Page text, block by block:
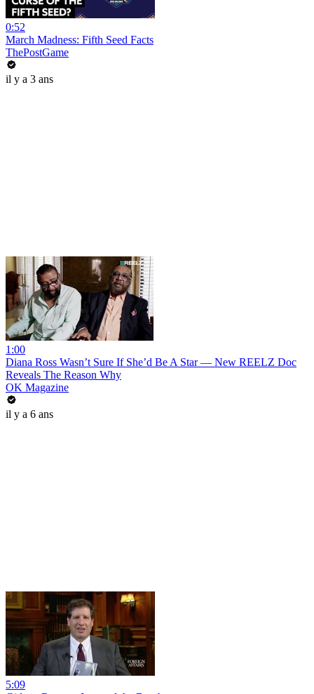
0:52
March Madness: Fifth Seed Facts
ThePostGame
il y a 3 ans
1:00
Diana Ross Wasn’t Sure If She’d Be A Star — New REELZ Doc
Reveals The Reason Why
OK Magazine
il y a 6 ans
5:09